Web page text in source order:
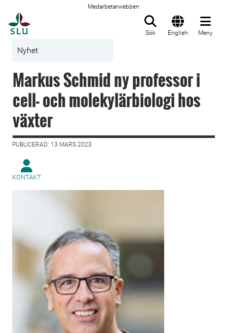
Medarbetarwebben
Sök English Meny
Nyhet
Markus Schmid ny professor i
cell- och molekylärbiologi hos
växter
PUBLICERAD: 13 MARS 2023
KONTAKT